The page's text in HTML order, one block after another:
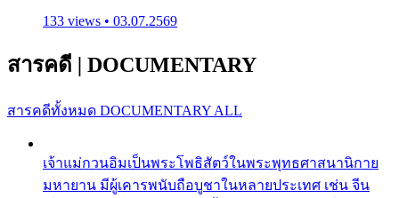
133 views • 03.07.2569
สารคดี | DOCUMENTARY
สารคดีทั้งหมด DOCUMENTARY ALL
เจ้าแม่กวนอิมเป็นพระโพธิสัตว์ในพระพุทธศาสนานิกาย
มหายาน มีผู้เคารพนับถือบูชาในหลายประเทศ เช่น จีน